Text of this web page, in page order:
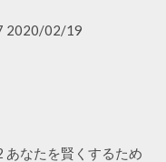
2020/02/19
なたを賢くするため